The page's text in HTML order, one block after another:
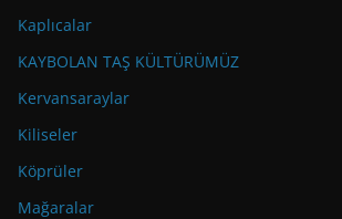
Kaplıcalar
KAYBOLAN TAŞ KÜLTÜRÜMÜZ
Kervansaraylar
Kiliseler
Köprüler
Mağaralar